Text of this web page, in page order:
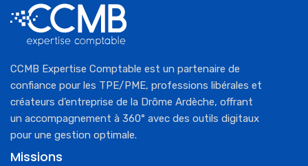
CCMB Expertise Comptable est un partenaire de
confiance pour les TPE/PME, professions libérales et
créateurs d’entreprise de la Drôme Ardèche, offrant
un accompagnement à 360° avec des outils digitaux
pour une gestion optimale.
Missions